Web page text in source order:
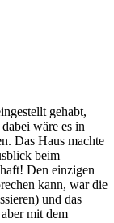
gehabt,
wäre es in
Das Haus machte
beim
Den einzigen
kann, war die
und das
mit dem